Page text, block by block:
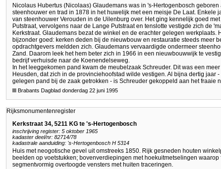
Nicolaus Hubertus (Nicolaas) Glaudemans was in 's-Hertogenbosch
steenhouwer en trad in 1878 in het huwelijk met een meisje De Laat. Enkele
van steenhouwer Verouden in de Uilenburg over. Het ging kennelijk goed
Putstraat, vervolgens naar de Lange Putstraat en tenslotte vestigde zich de
Kerkstraat. Glaudemans bezat de winkel en de erachter gelegen werkplaats.
bijzonder goed: kerken deden bij de nieuwbouw en restauratie steeds meer
opdrachtgevers meldden zich. Glaudemans vervaardigde ondermeer
Zand. Daarom leek het hem beter zich in 1966 in een nieuwbouwwijk te
bedrijf verhuisde naar de Koenendelseweg.
In het leeggekomen pand kwam de meubelzaak Schreuder. Dit was een
Heusden, dat zich in de provinciehoofstad wilde vestigen. Al bijna dertig jaar
gelegen pand bij de zaak getrokken - is Schreuder gekoppeld aan het fraaie
Brabants Dagblad donderdag 22 juni 1995
Rijksmonumentenregister
Kerkstraat 34, 5211 KG te 's-Hertogenbosch
inschrijving register: 5 oktober 1965
kadaster deel/nr: 82714/78
kadastrale aanduiding: 's-Hertogenbosch H 5314
Huis met neogotische gevel uit omstreeks 1850. Rijk gesneden houten
beelden op voetstukken; bovenverdiepingen met hoekuitmetselingen
segmentvormig overtoogde vensters met huiten traceringen.